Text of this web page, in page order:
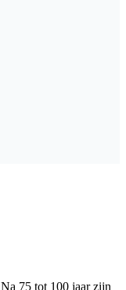
75 tot 100 jaar zijn